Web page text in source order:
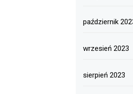
październik
wrzesień 2023
sierpień 2023